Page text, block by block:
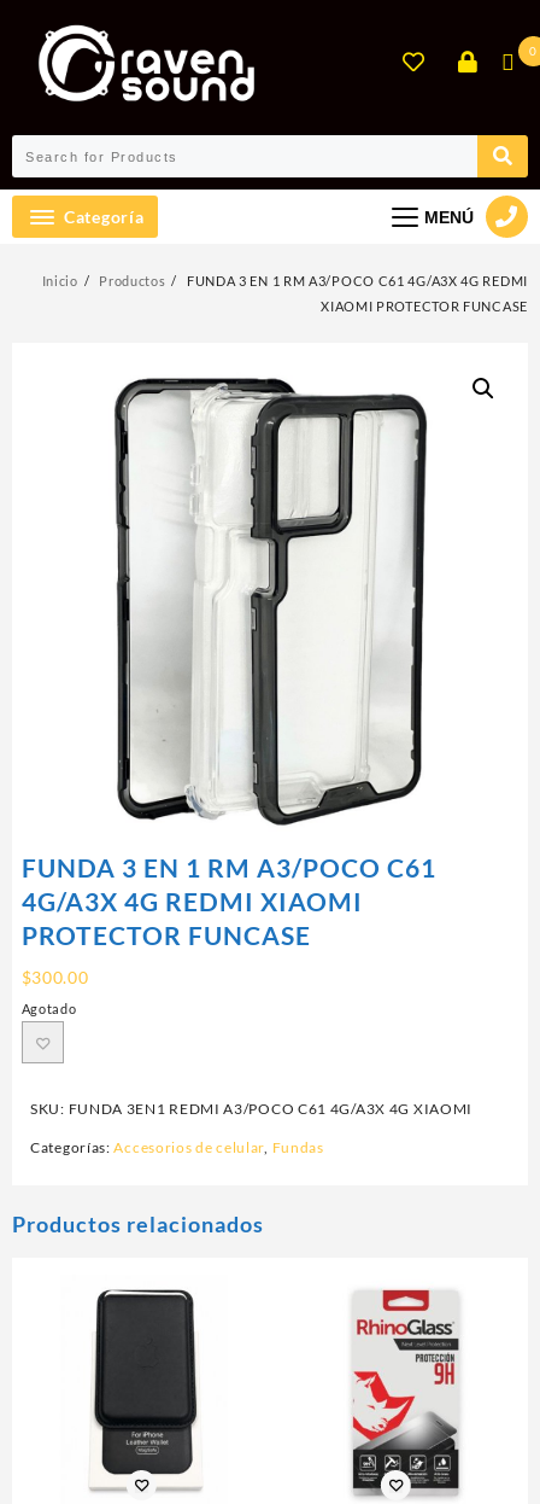
contenido
0
Categoría MENÚ
Inicio Productos
FUNDA 3 EN 1 RM A3/POCO C61 4G/A3X 4G REDMI
XIAOMI PROTECTOR FUNCASE
FUNDA 3 EN 1 RM A3/POCO C61
4G/A3X 4G REDMI XIAOMI
PROTECTOR FUNCASE
$300.00
Agotado
SKU: FUNDA 3EN1 REDMI A3/POCO C61 4G/A3X 4G XIAOMI
Categorías:Accesorios de celular, Fundas
Productos relacionados